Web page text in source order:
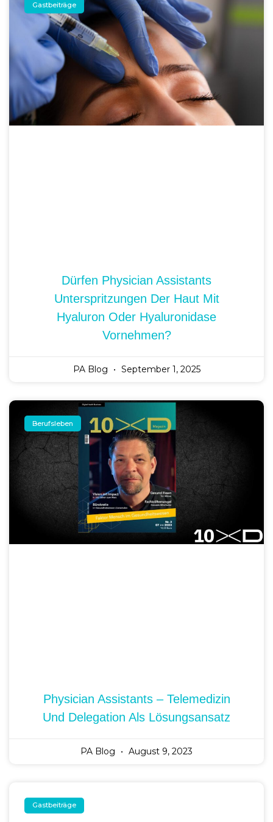
Gastbeiträge
Dürfen Physician Assistants
Unterspritzungen Der Haut Mit
Hyaluron Oder Hyaluronidase
Vornehmen?
PA Blog September 1, 2025
Berufsleben
Physician Assistants – Telemedizin
Und Delegation Als Lösungsansatz
PA Blog August 9, 2023
Gastbeiträge